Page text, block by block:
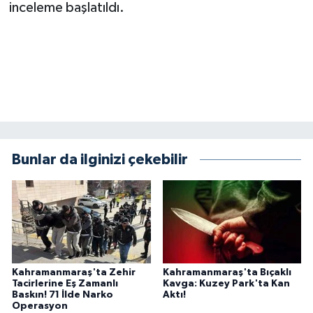
inceleme başlatıldı.
Bunlar da ilginizi çekebilir
Kahramanmaraş'ta Zehir
Tacirlerine Eş Zamanlı
Baskın! 71 İlde Narko
Operasyon
Kahramanmaraş'ta Bıçaklı
Kavga: Kuzey Park'ta Kan
Aktı!
BİLİM TEKNOLOJİ
BİLİM VE TEKNOLOJİ
YARIŞMALAR
TANITIM
HABERDE İNSAN